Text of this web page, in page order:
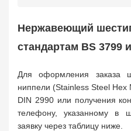
Заглушка, крышка
Пробка 72
Бобышка
Седло
Днище
Втулка для фланца
Нержавеющий
стандартам BS 3799
Для оформления заказа
ниппели (Stainless Steel
DIN 2990 или получения
телефону, указанному в
заявку через таблицу ниже.